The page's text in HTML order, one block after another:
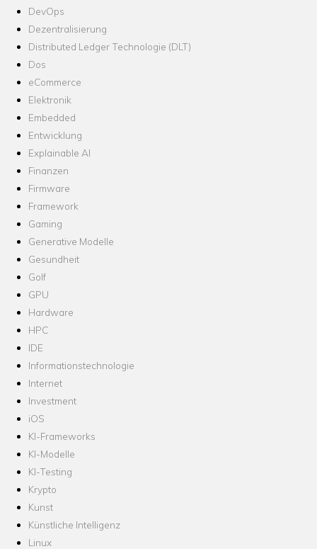
DevOps
Dezentralisierung
Distributed Ledger Technologie (DLT)
Dos
eCommerce
Elektronik
Embedded
Entwicklung
Explainable AI
Finanzen
Firmware
Framework
Gaming
Generative Modelle
Gesundheit
Golf
GPU
Hardware
HPC
IDE
Informationstechnologie
Internet
Investment
iOS
KI-Frameworks
KI-Modelle
KI-Testing
Krypto
Kunst
Künstliche Intelligenz
Linux